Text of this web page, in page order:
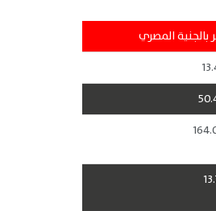
بالجنية المصري